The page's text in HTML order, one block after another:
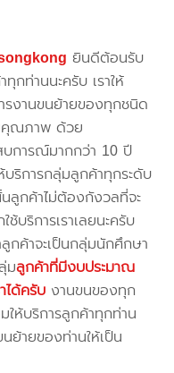
ยินดีต้อนรับ
ทุกท่านนะครับ เราให้
รงานขนย้ายของทุกชนิด
ณภาพ ด้วย
บการณ์มากกว่า 10 ปี
ห้บริการกลุ่มลูกค้าทุกระดับ
ลูกค้าไม่ต้องกังวลที่จะ
ช้บริการเราเลยนะครับ
ลูกค้าจะเป็นกลุ่มนักศึกษา
มลูกค้าที่มีงบประมาณ
ได้ครับ งานขนของทุก
ให้บริการลูกค้าทุกท่าน
ย้ายของท่านให้เป็น